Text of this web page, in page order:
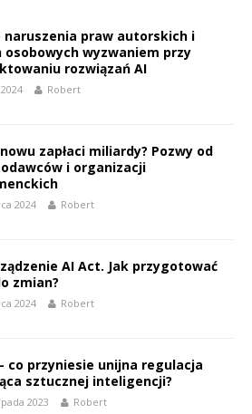
naruszenia praw autorskich i
osobowych wyzwaniem przy
rozwiązań AI
Robert
zapłaci miliardy? Pozwy od
i organizacji
2024 Robert
AI Act. Jak przygotować
zmian?
2024 Robert
co przyniesie unijna regulacja
sztucznej inteligencji?
2023 Robert